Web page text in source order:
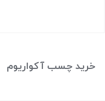
خرید چسب آکواریوم